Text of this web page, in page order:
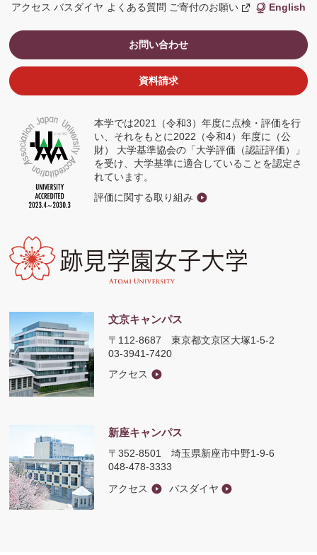
文京キャンパス
〒112-8687東京都文京区大塚1-5-2
03-3941-7420
アクセス
新座キャンパス
〒352-8501埼玉県新座市中野1-9-6
048-478-3333
アクセス
バスダイヤ
本学では2021（令和3）年度に点検・評価を行
い、それをもとに2022（令和4）年度に（公
財） 大学基準協会の「大学評価（認証評価）」
を受け、大学基準に適合していることを認定さ
れています。
評価に関する取り組み
アクセス バスダイヤ よくある質問 ご寄付のお願い
新
し
ド
開
English
お問い合わせ
資料請求